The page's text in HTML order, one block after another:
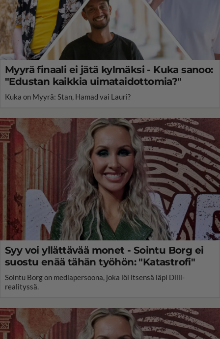
Myyrä finaali ei jätä kylmäksi - Kuka sanoo:
"Edustan kaikkia uimataidottomia?"
Kuka on Myyrä: Stan, Hamad vai Lauri?
Syy voi yllättävää monet - Sointu Borg ei
suostu enää tähän työhön: "Katastrofi"
Sointu Borg on mediapersoona, joka löi itsensä läpi Diili-
realityssä.